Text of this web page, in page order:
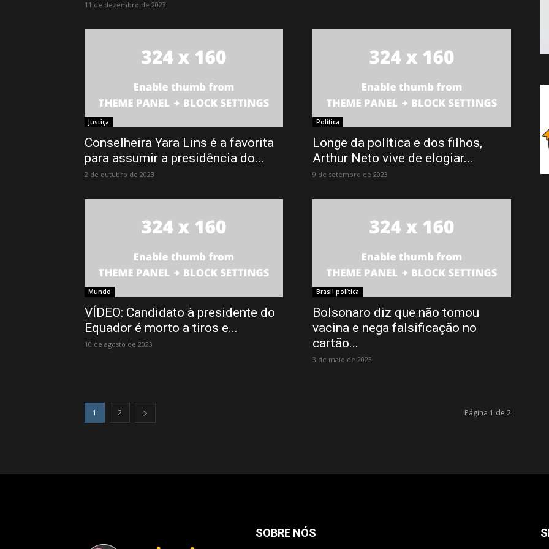
11 de dezembro de 2023
Justiça
Conselheira Yara Lins é a favorita
para assumir a presidência do...
2 de outubro de 2023
Política
Longe da política e dos filhos,
Arthur Neto vive de elogiar...
9 de setembro de 2023
Mundo
VÍDEO: Candidato à presidente do
Equador é morto a tiros e...
10 de agosto de 2023
Brasil política
Bolsonaro diz que não tomou
vacina e nega falsificação no
cartão...
3 de maio de 2023
1 2 Página 1 de 2
SOBRE NÓS